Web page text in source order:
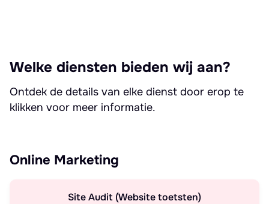
Welke diensten bieden wij aan?
Ontdek de details van elke dienst door erop te
klikken voor meer informatie.
Online Marketing
Site Audit (Website toetsten)